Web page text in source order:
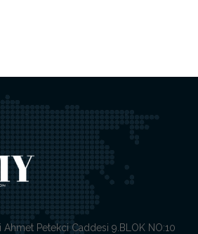
Ahmet Petekci Caddesi 9.BLOK NO:10